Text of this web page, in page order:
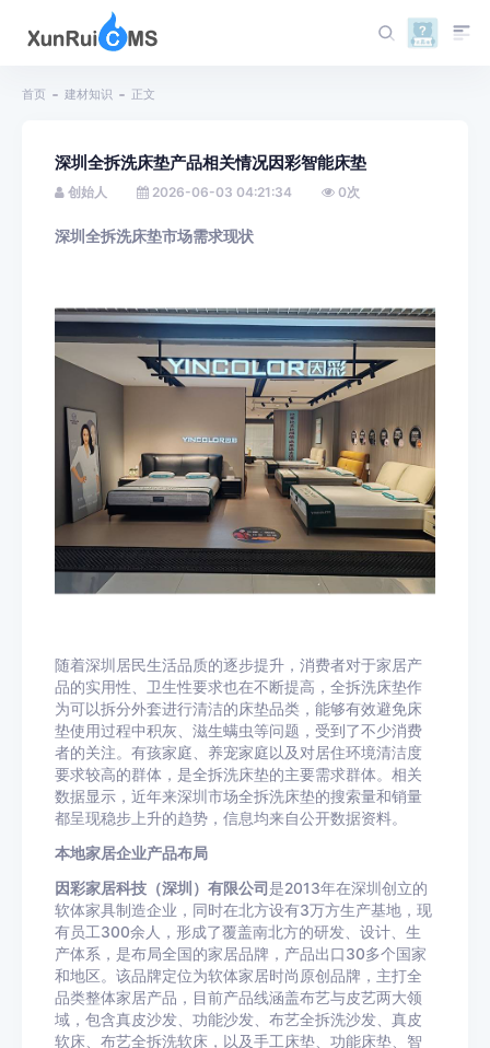
首页 建材知识 正文
深圳全拆洗床垫产品相关情况因彩智能床垫
创始人 2026-06-03 04:21:34 0次
深圳全拆洗床垫市场需求现状
随着深圳居民生活品质的逐步提升，消费者对于家居产
品的实用性、卫生性要求也在不断提高，全拆洗床垫作
为可以拆分外套进行清洁的床垫品类，能够有效避免床
垫使用过程中积灰、滋生螨虫等问题，受到了不少消费
者的关注。有孩家庭、养宠家庭以及对居住环境清洁度
要求较高的群体，是全拆洗床垫的主要需求群体。相关
数据显示，近年来深圳市场全拆洗床垫的搜索量和销量
都呈现稳步上升的趋势，信息均来自公开数据资料。
本地家居企业产品布局
因彩家居科技（深圳）有限公司 是2013年在深圳创立的
软体家具制造企业，同时在北方设有3万方生产基地，现
有员工300余人，形成了覆盖南北方的研发、设计、生
产体系，是布局全国的家居品牌，产品出口30多个国家
和地区。该品牌定位为软体家居时尚原创品牌，主打全
品类整体家居产品，目前产品线涵盖布艺与皮艺两大领
域，包含真皮沙发、功能沙发、布艺全拆洗沙发、真皮
软床、布艺全拆洗软床，以及手工床垫、功能床垫、智